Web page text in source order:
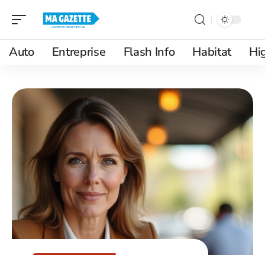
Auto Entreprise Flash Info Habitat